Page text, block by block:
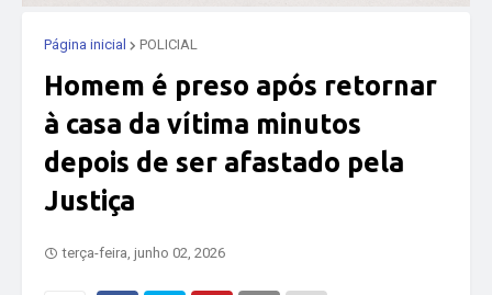
Página inicial POLICIAL
Homem é preso após retornar
à casa da vítima minutos
depois de ser afastado pela
Justiça
terça-feira, junho 02, 2026